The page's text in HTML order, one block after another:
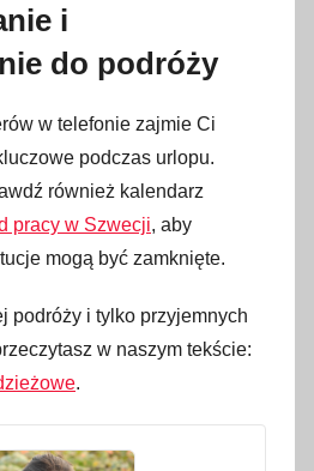
i
do podróży
w telefonie zajmie Ci
podczas urlopu.
również kalendarz
pracy w Szwecji, aby
mogą być zamknięte.
podróży i tylko przyjemnych
w naszym tekście:
.